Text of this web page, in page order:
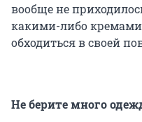
вообще не
какими-либо
обходиться в своей
Не берите много